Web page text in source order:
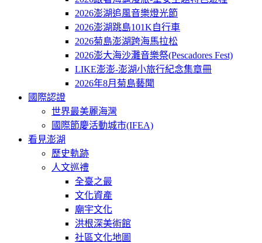
2026澎湖追風音樂燈光節
2026澎湖跳島101K自行車
2026菊島澎湖跨海馬拉松
2026澎大海沙灘音樂祭(Pescadores Fest)
LIKE澎澎-澎湖小旅行紀念集章冊
2026年8月菊島藝聞
國際認證
世界最美麗海灣
國際節慶活動城市(IFEA)
看見澎湖
歷史軌跡
人文巡禮
全臺之最
文化資產
廟宇文化
洪根深美術館
社區文化地圖